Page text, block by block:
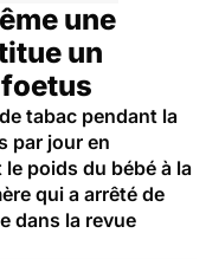
une
un
tabac pendant la
par jour en
poids du bébé à la
qui a arrêté de
dans la revue